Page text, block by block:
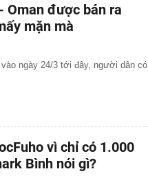
Oman được bán ra
mặn mà
ngày 24/3 tới đây, người dân có
vì chỉ có 1.000
Bình nói gì?